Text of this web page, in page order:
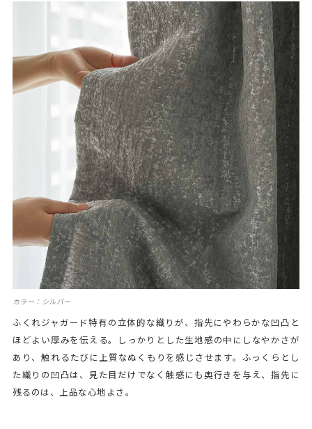
カラー：シルバー
ふくれジャガード特有の立体的な織りが、指先にやわらかな凹凸と
ほどよい厚みを伝える。しっかりとした生地感の中にしなやかさが
あり、触れるたびに上質なぬくもりを感じさせます。ふっくらとし
た織りの凹凸は、見た目だけでなく触感にも奥行きを与え、指先に
残るのは、上品な心地よさ。